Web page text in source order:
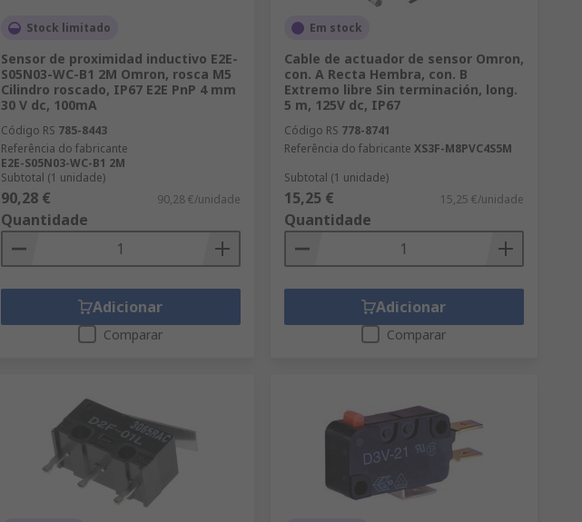
Stock limitado
Sensor de proximidad inductivo E2E-
S05N03-WC-B1 2M Omron, rosca M5
Cilindro roscado, IP67 E2E PnP 4 mm
30 V dc, 100mA
Código RS 785-8443
Referência do fabricante
E2E-S05N03-WC-B1 2M
Subtotal (1 unidade)
90,28 € 90,28 €/unidade
Quantidade
Adicionar
Comparar
Em stock
Cable de actuador de sensor Omron,
con. A Recta Hembra, con. B
Extremo libre Sin terminación, long.
5 m, 125V dc, IP67
Código RS 778-8741
Referência do fabricante XS3F-M8PVC4S5M
Subtotal (1 unidade)
15,25 € 15,25 €/unidade
Quantidade
Adicionar
Comparar